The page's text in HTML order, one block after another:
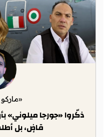
ذكّروا «جورجا ميلوني»
قاضٍ، بل